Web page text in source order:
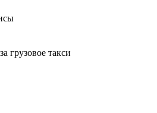
грузовое такси